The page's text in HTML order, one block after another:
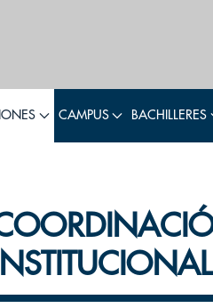
CAMPUS BACHILLERES
INSTITUCIONAL